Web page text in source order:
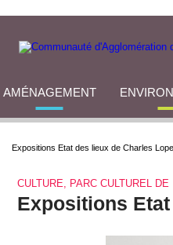
AMÉNAGEMENT
Expositions Etat des lieux de Charles
CULTURE, PARC CULTUREL
Expositions